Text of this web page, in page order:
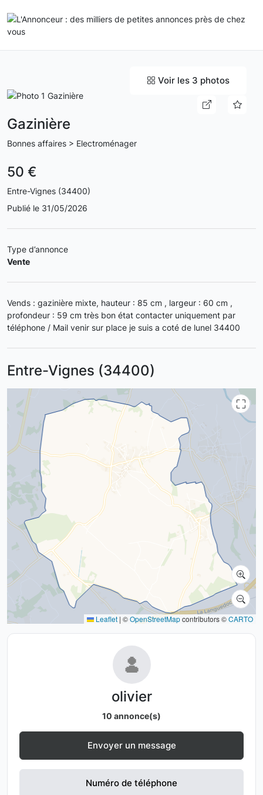
Voir les 3 photos
Gazinière
Bonnes affaires > Electroménager
50 €
Entre-Vignes (34400)
Publié le 31/05/2026
Type d’annonce
Vente
Vends : gazinière mixte, hauteur : 85 cm , largeur : 60 cm ,
profondeur : 59 cm très bon état contacter uniquement par
téléphone / Mail venir sur place je suis a coté de lunel 34400
Entre-Vignes (34400)
Leaflet | ©OpenStreetMapcontributors ©CARTO
olivier
10 annonce(s)
Envoyer un message
Numéro de téléphone